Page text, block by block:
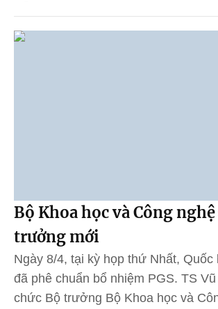
Bộ Khoa học và Công nghệ
trưởng mới
Ngày 8/4, tại kỳ họp thứ Nhất, Quốc
đã phê chuẩn bổ nhiệm PGS. TS
chức Bộ trưởng Bộ Khoa học và